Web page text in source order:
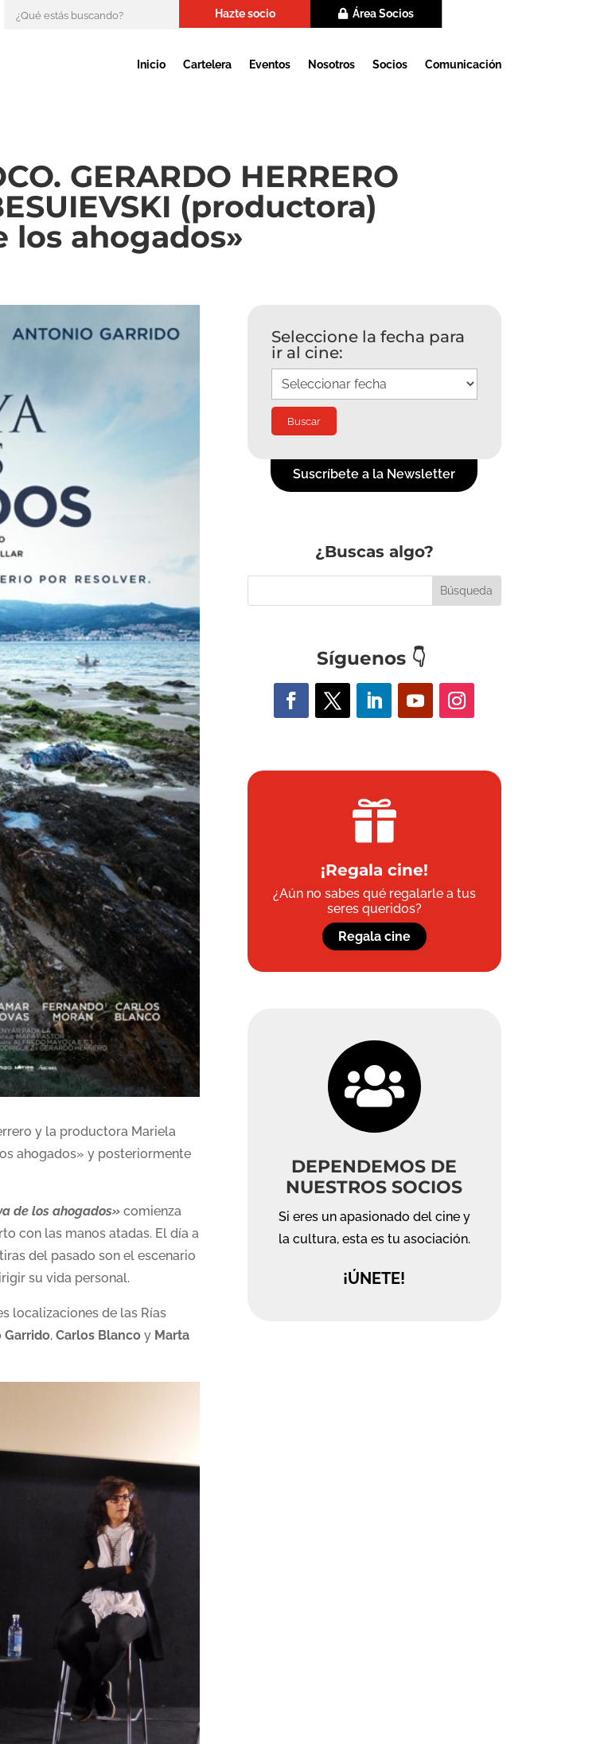
Hazte socio Área Socios
Inicio Cartelera Eventos Nosotros Socios Comunicación
GERARDO HERRERO
(productora)
los ahogados»
y la productora Mariela
ahogados» y posteriormente
de los ahogados» comienza
con las manos atadas. El día a
del pasado son el escenario
su vida personal.
localizaciones de las Rías
Garrido,Carlos Blanco y Marta
Seleccione la fecha para
ir al cine:
Suscríbete a la Newsletter
¿Buscas algo?
Síguenos 👇

¡Regala cine!
¿Aún no sabes qué regalarle a tus
seres queridos?
Regala cine

DEPENDEMOS DE
NUESTROS SOCIOS
Si eres un apasionado del cine y
la cultura, esta es tu asociación.
¡ÚNETE!